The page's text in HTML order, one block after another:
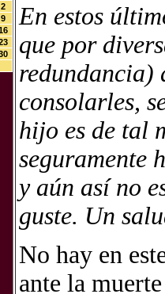
2
9
En estos
que por
redundancia)
consolarles,
hijo es de tal
seguramente
y aún así no
guste. Un
No hay en
ante la